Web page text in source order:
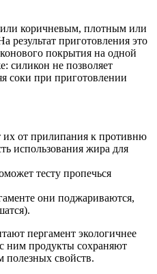
коричневым, плотным или
приготовления это
покрытия на одной
силикон не позволяет
соки при приготовлении
их от прилипания к противню
использования жира для
тесту пропечься
они поджариваются,
пергамент экологичнее
ним продукты сохраняют
полезных свойств.